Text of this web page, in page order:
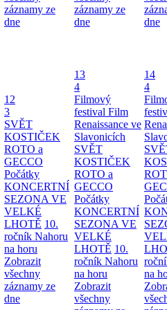
záznamy ze
dne
záznamy ze
dne
dne
12
3
SVĚT
KOSTIČEK
ROTO a
GECCO
Počátky
KONCERTNÍ
SEZONA VE
VELKÉ
LHOTĚ 10.
ročník Nahoru
na horu
Zobrazit
všechny
záznamy ze
dne
13
4
Filmový
festival Film
Renaissance ve
Slavonicích
SVĚT
KOSTIČEK
ROTO a
GECCO
Počátky
KONCERTNÍ
SEZONA VE
VELKÉ
LHOTĚ 10.
ročník Nahoru
na horu
Zobrazit
všechny
14
4
na